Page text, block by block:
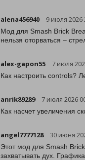
alena456940 9 июля 2026
Мод для Smash Brick
нельзя оторваться –
alex-gapon55 7 июля
Как настроить controls?
anrik89289 7 июля 2026
Как насчет увеличения
angel7777128 30 июня
Этот мод для Smash
захватывать дух.